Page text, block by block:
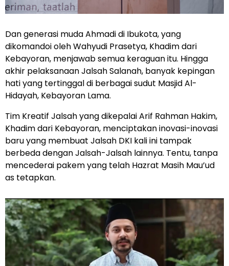
Dan generasi muda Ahmadi di Ibukota, yang
dikomandoi oleh Wahyudi Prasetya, Khadim dari
Kebayoran, menjawab semua keraguan itu. Hingga
akhir pelaksanaan Jalsah Salanah, banyak kepingan
hati yang tertinggal di berbagai sudut Masjid Al-
Hidayah, Kebayoran Lama.
Tim Kreatif Jalsah yang dikepalai Arif Rahman Hakim,
Khadim dari Kebayoran, menciptakan inovasi-inovasi
baru yang membuat Jalsah DKI kali ini tampak
berbeda dengan Jalsah-Jalsah lainnya. Tentu, tanpa
mencederai pakem yang telah Hazrat Masih Mau’ud
as tetapkan.